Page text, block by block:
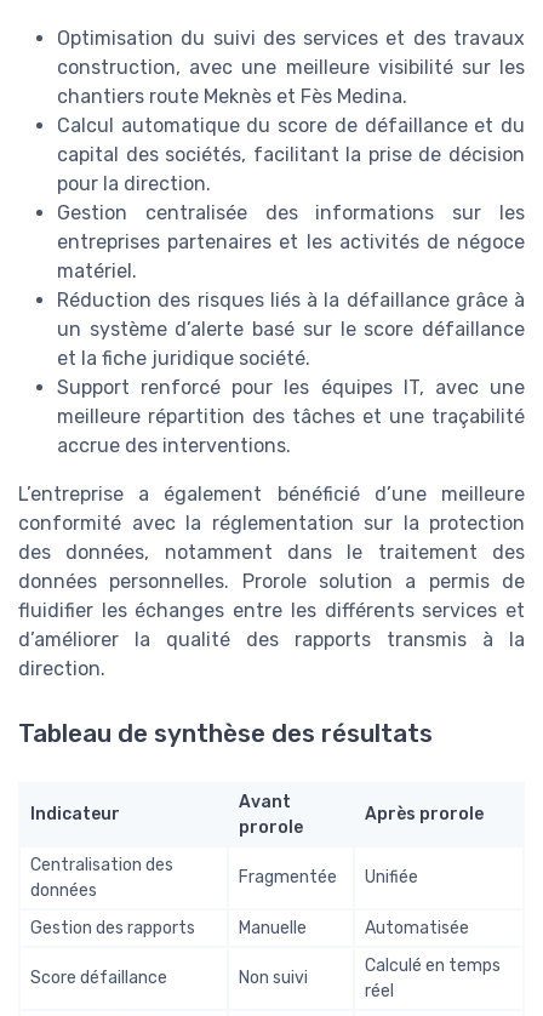
Optimisation du suivi des services et des travaux
construction, avec une meilleure visibilité sur les
chantiers route Meknès et Fès Medina.
Calcul automatique du score de défaillance et du
capital des sociétés, facilitant la prise de décision
pour la direction.
Gestion centralisée des informations sur les
entreprises partenaires et les activités de négoce
matériel.
Réduction des risques liés à la défaillance grâce à
un système d’alerte basé sur le score défaillance
et la fiche juridique société.
Support renforcé pour les équipes IT, avec une
meilleure répartition des tâches et une traçabilité
accrue des interventions.
L’entreprise a également bénéficié d’une meilleure
conformité avec la réglementation sur la protection
des données, notamment dans le traitement des
données personnelles. Prorole solution a permis de
fluidifier les échanges entre les différents services et
d’améliorer la qualité des rapports transmis à la
direction.
Tableau de synthèse des résultats
Indicateur
Avant
prorole
Après prorole
Centralisation des
données
Fragmentée Unifiée
Gestion des rapports Manuelle Automatisée
Score défaillance Non suivi
Calculé en temps
réel